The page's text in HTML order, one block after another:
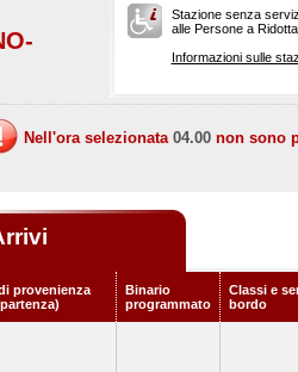
Stazione senza
alle Persone a
Informazioni sulle
Nell'ora selezionata 04.00 non sono
provenienza
Binario
programmato
Classi e
bordo